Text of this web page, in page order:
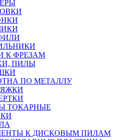
К ФРЕЗАМ
ПИЛЫ
ПО МЕТАЛЛУ
ТОКАРНЫЕ
К ДИСКОВЫМ ПИЛАМ